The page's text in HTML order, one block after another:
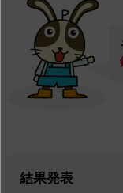
結果発表